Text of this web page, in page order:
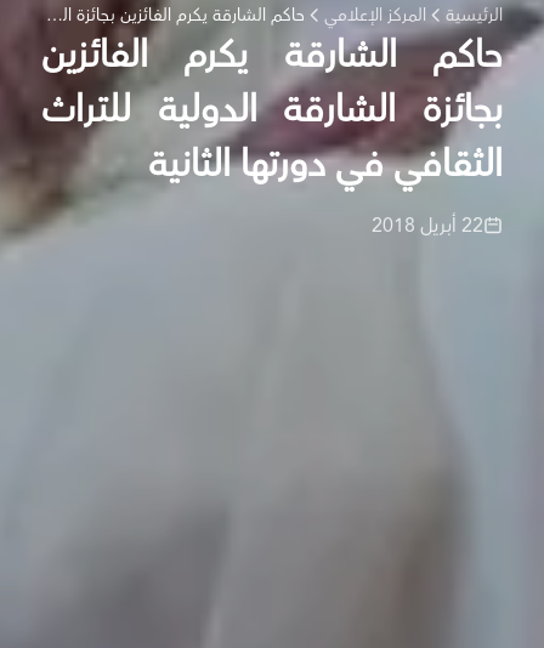
الرئيسية المركز الإعلامي حاكم الشارقة يكرم الفائزين بجائزة الشارقة الدولية للتراث الثقافي في دورتها الثانية
حاكم الشارقة يكرم الفائزين
بجائزة الشارقة الدولية للتراث
الثقافي في دورتها الثانية
22 أبريل 2018